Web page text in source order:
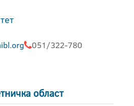
051/322-780
област